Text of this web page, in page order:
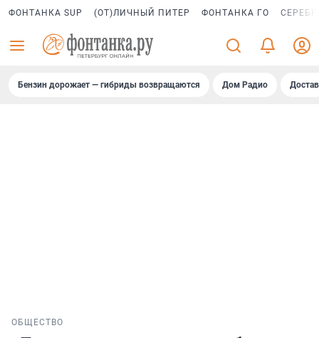
ФОНТАНКА SUP (ОТ)ЛИЧНЫЙ ПИТЕР ФОНТАНКА ГО
Бензин дорожает — гибриды возвращаются Дом Радио
ОБЩЕСТВО